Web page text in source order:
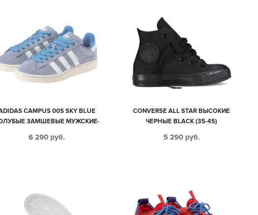
CAMPUS 00S SKY BLUE
ЗАМШЕВЫЕ МУЖСКИЕ-
6 290 руб.
CONVERSE ALL STAR ВЫСОКИЕ
ЧЕРНЫЕ BLACK (35-45)
5 290 руб.